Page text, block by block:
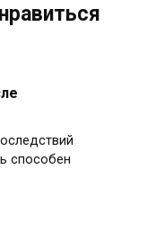
способен